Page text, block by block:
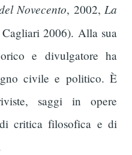
Novecento, 2002, La
2006). Alla sua
e divulgatore ha
civile e politico. È
saggi in opere
critica filosofica e di